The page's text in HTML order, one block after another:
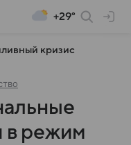
+29°
кризис
в режим